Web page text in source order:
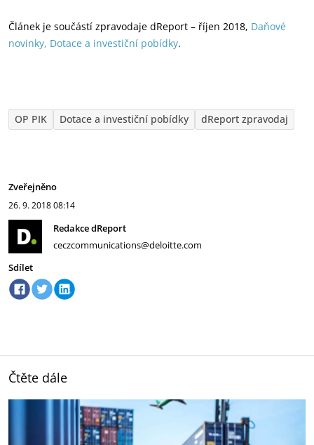
Článek je součástí zpravodaje dReport – říjen 2018, Daňové
novinky, Dotace a investiční pobídky.
OP PIK Dotace a investiční pobídky dReport zpravodaj
Zveřejněno
26. 9. 201808:14
Redakce dReport
ceczcommunications@deloitte.com
Sdílet
Čtěte dále